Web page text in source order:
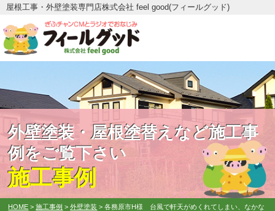
屋根工事・外壁塗装専門店株式会社 feel good(フィールグッド)
外壁塗装・屋根塗替えなど施工事
例をご覧下さい
施工事例
HOME >施工事例 >外壁塗装 >各務原市H様 台風で軒天がめくれてしまい、なかな